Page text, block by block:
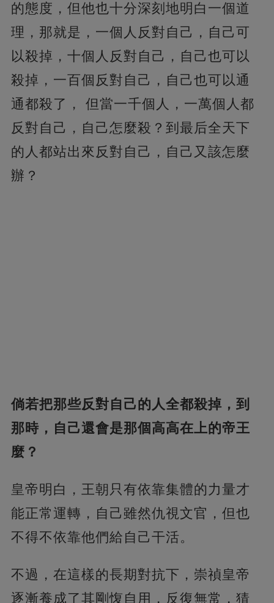
的態度，但他也十分深刻地明白一個道
理，那就是，一個人反對自己，自己可
以殺掉，十個人反對自己，自己也可以
殺掉，一百個反對自己，自己也可以通
通都殺了， 但當一千個人，一萬個人都
反對自己，自己怎麼殺？到最后全天下
的人都站出來反對自己，自己又該怎麼
辦？
倘若把那些反對自己的人全都殺掉，到
那時，自己還會是那個高高在上的帝王
麼？
皇帝明白，王朝只有依靠集體的力量才
能正常運轉，自己雖然仇視文官，但也
不得不依靠他們給自己干活。
不過，在這樣的長期對抗下，崇禎皇帝
逐漸養成了其剛愎自用，反復無常，猜